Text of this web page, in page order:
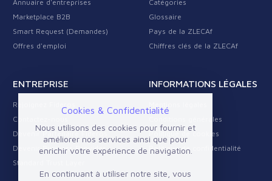
Annuaire d'entreprises
Marketplace B2B
Smart Request (Demandes)
Offres d'emploi
Catégories
Glossaire
Pays de la ZLECAf
Chiffres clés de la ZLECAf
ENTREPRISE
Rejoignez Fideros
Contactez-nous
Devenir Partenaire Fideros
Devenir Business Provider
Standard Trust Layer
INFORMATIONS LÉGALES
Conditions générales
Politique de cookies
Politique de confidentialité
Cookies & Confidentialité
Nous utilisons des cookies pour fournir et
améliorer nos services ainsi que pour
enrichir votre expérience de navigation.
En continuant à utiliser notre site, vous